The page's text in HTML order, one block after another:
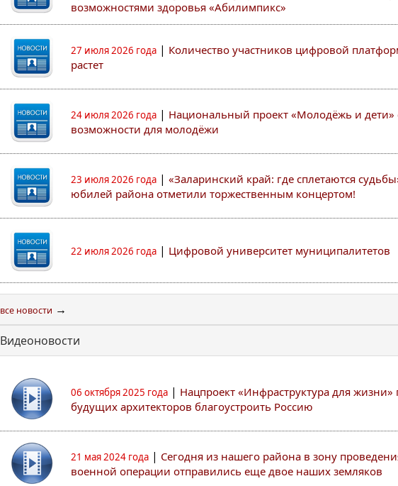
возможностями здоровья «Абилимпикс»
27 июля 2026 года | Количество участников цифровой
растет
24 июля 2026 года | Национальный проект «Молодёжь и дети»
возможности для молодёжи
23 июля 2026 года | «Заларинский край: где сплетаются
юбилей района отметили торжественным концертом!
22 июля 2026 года | Цифровой университет муниципалитетов
все новости →
Видеоновости
06 октября 2025 года | Нацпроект «Инфраструктура для жизни»
будущих архитекторов благоустроить Россию
21 мая 2024 года | Сегодня из нашего района в зону
военной операции отправились еще двое наших земляков